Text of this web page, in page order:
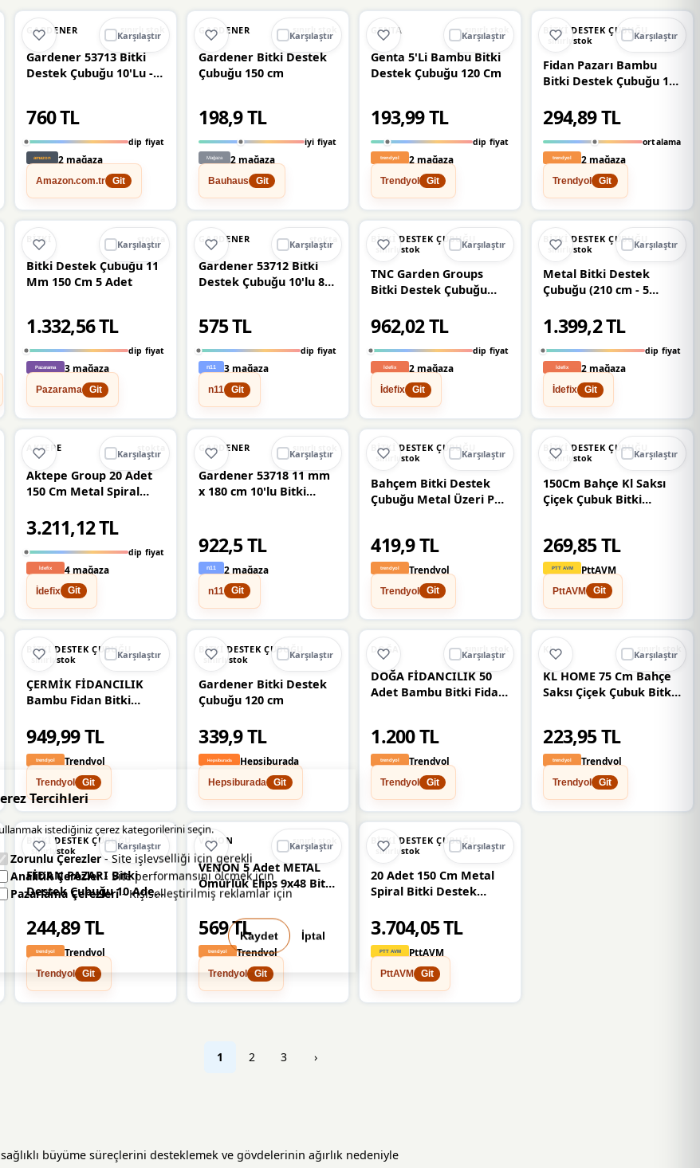
Karşılaştır
%73 🔥%73 DÜŞTÜ
GARDENER
Gardener 53713 Bitki
Destek Çubuğu 10'Lu - 8
760 TL
dip fiyat
2 mağaza
Amazon.com.tr Git
Karşılaştır
%43 🔥%43 DÜŞTÜ
GARDENER
Gardener Bitki Destek
Çubuğu 150 cm
198,9 TL
iyi fiyat
2 mağaza
Bauhaus Git
Karşılaştır
%55 🔥%55 DÜŞTÜ
GENTA
Genta 5'Li Bambu Bitki
Destek Çubuğu 120 Cm
193,99 TL
dip fiyat
2 mağaza
Trendyol Git
Karşılaştır
%31 🔥%31 DÜŞTÜ
BITKI DESTEK ÇUBUĞU
sınırlı stok
Fidan Pazarı Bambu
Bitki Destek Çubuğu 10
294,89 TL
ortalama
2 mağaza
Trendyol Git
Karşılaştır
🔥
BITKI
Bitki Destek Çubuğu 11
Mm 150 Cm 5 Adet
1.332,56 TL
dip fiyat
3 mağaza
Pazarama Git
Karşılaştır
GARDENER
Gardener 53712 Bitki
Destek Çubuğu 10'lu 8
575 TL
dip fiyat
3 mağaza
n11 Git
Karşılaştır
BITKI DESTEK ÇUBUĞU
sınırlı stok
TNC Garden Groups
Bitki Destek Çubuğu
962,02 TL
dip fiyat
2 mağaza
İdefix Git
Karşılaştır
BITKI DESTEK ÇUBUĞU
sınırlı stok
Metal Bitki Destek
Çubuğu (210 cm - 5
1.399,2 TL
dip fiyat
2 mağaza
İdefix Git
Karşılaştır
%8
AKTEPE
Aktepe Group 20 Adet
150 Cm Metal Spiral
Hobi Bahçesi Bitki
Bağlama Teli Sebze ve
Çiçek Teli
3.211,12 TL
dip fiyat
4 mağaza
İdefix Git
Karşılaştır
GARDENER
Gardener 53718 11 mm
x 180 cm 10'lu Bitki
922,5 TL
2 mağaza
n11 Git
Karşılaştır
BITKI DESTEK ÇUBUĞU
sınırlı stok
Bahçem Bitki Destek
Çubuğu Metal Üzeri Pvc
419,9 TL
Trendyol
Trendyol Git
Karşılaştır
BITKI DESTEK ÇUBUĞU
sınırlı stok
150Cm Bahçe Kl Saksı
Çiçek Çubuk Bitki
269,85 TL
PttAVM
PttAVM Git
Karşılaştır
BITKI DESTEK ÇUBUĞU
sınırlı stok
ÇERMİK FİDANCILIK
Bambu Fidan Bitki
2 Metre Boy
949,99 TL
Trendyol
Trendyol Git
Karşılaştır
BITKI DESTEK ÇUBUĞU
sınırlı stok
Gardener Bitki Destek
Çubuğu 120 cm
339,9 TL
Hepsiburada
Hepsiburada Git
Karşılaştır
DOĞA
DOĞA FİDANCILIK 50
Adet Bambu Bitki Fidan
1.200 TL
Trendyol
Trendyol Git
Karşılaştır
KL
KL HOME 75 Cm Bahçe
Saksı Çiçek Çubuk Bitki
223,95 TL
Trendyol
Trendyol Git
Karşılaştır
BITKI DESTEK ÇUBUĞU
sınırlı stok
FİDAN PAZARI Bitki
Destek Çubuğu 10 Adet
244,89 TL
Trendyol
Trendyol Git
Karşılaştır
VENON
VENON 5 Adet METAL
Ömürlük Elips 9x48 Bitki
Gövde Destek
Sabitleme Dikey
Büyüme İçin Pratik &
BİTKİ TUTUCU
569 TL
Trendyol
Trendyol Git
Karşılaştır
BITKI DESTEK ÇUBUĞU
sınırlı stok
20 Adet 150 Cm Metal
Spiral Bitki Destek
Bitki Bağlama Teli
Sebze Ve Çiçek Teli
3.704,05 TL
PttAVM
PttAVM Git
1 2 3 ›
büyüme süreçlerini desteklemek ve gövdelerinin ağırlık nedeniyle
Tercihleri
istediğiniz çerez kategorilerini seçin.
Zorunlu Çerezler - Site işlevselliği için gerekli
Analitik Çerezler- Site performansını ölçmek için
Pazarlama Çerezleri- Kişiselleştirilmiş reklamlar için
Kaydet İptal